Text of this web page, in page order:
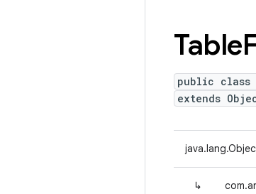
Table
public class
extends
↳